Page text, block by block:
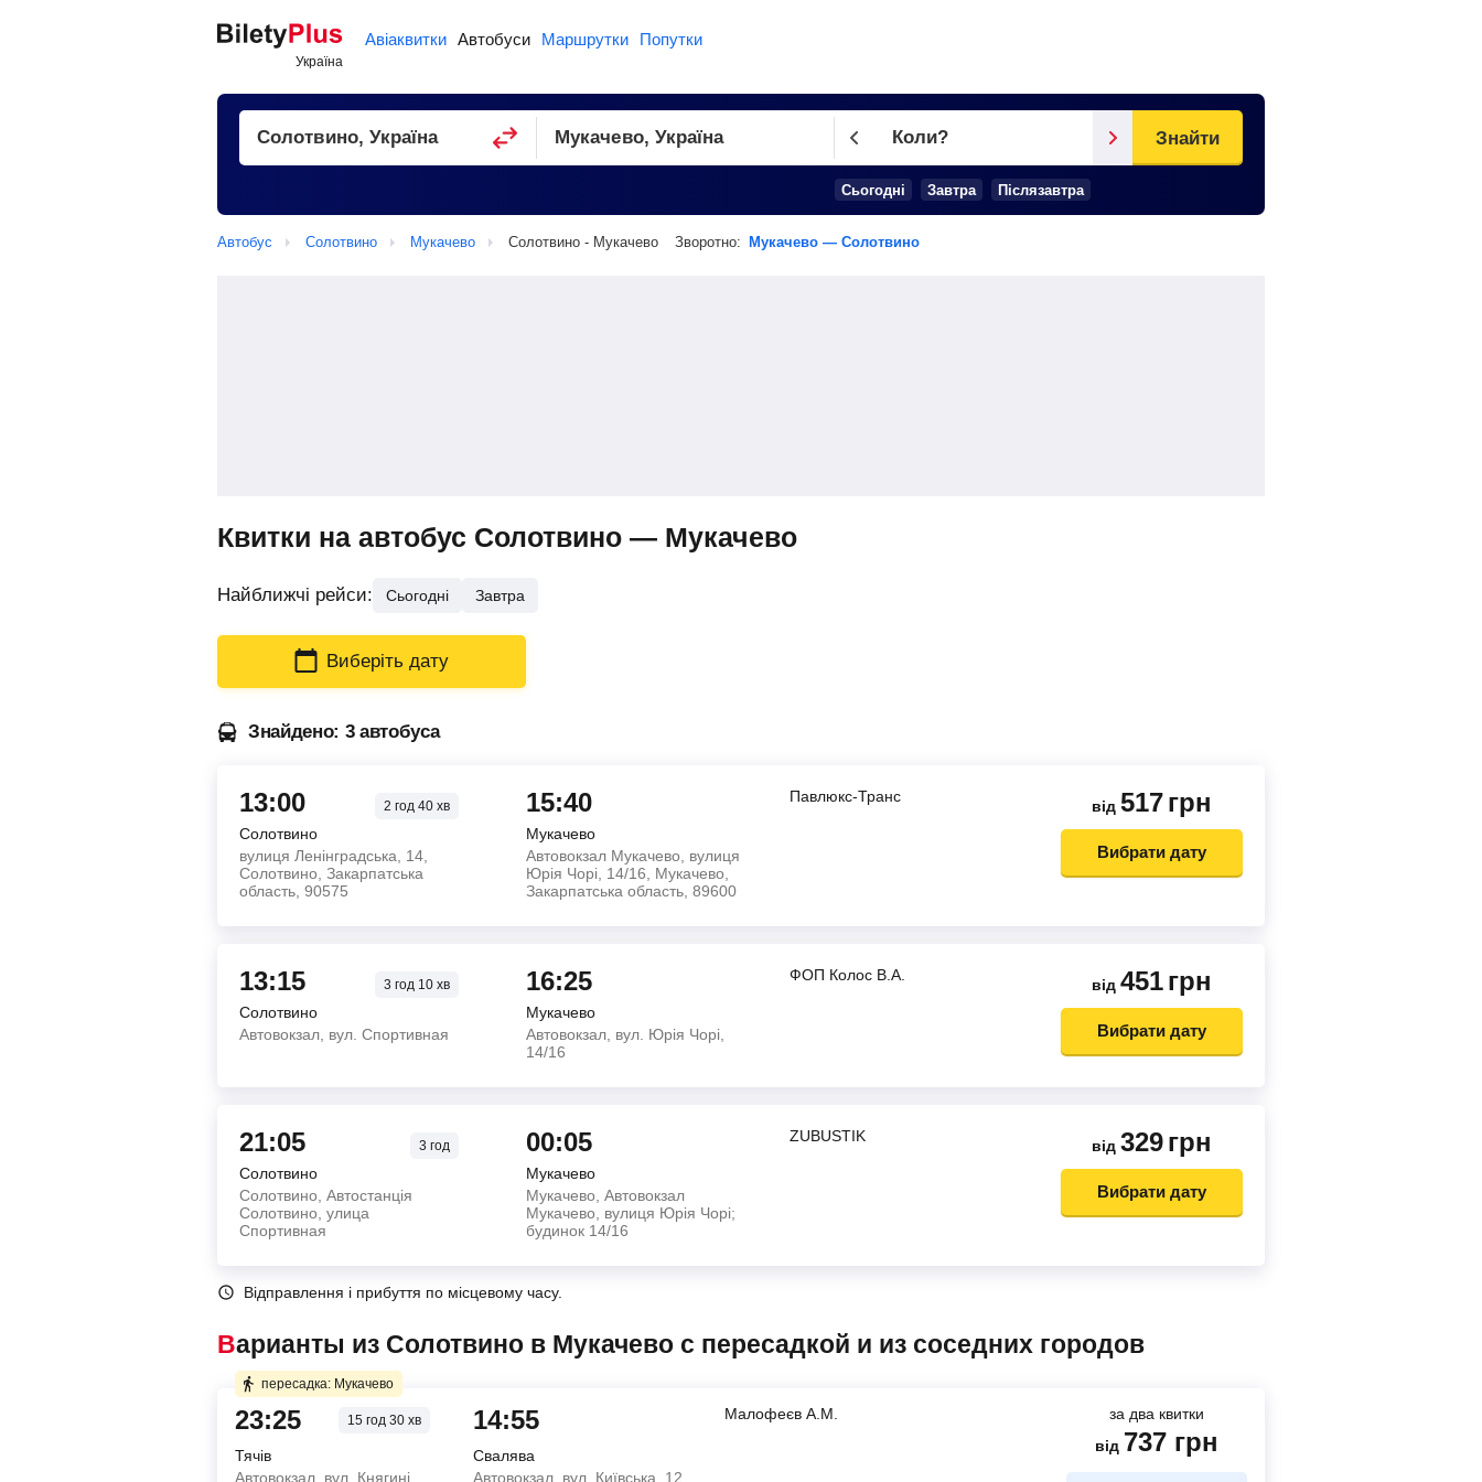
Авіаквитки Автобуси Маршрутки Попутки
Коли?
Cьогодні Завтра Післязавтра
Знайти
Автобус Солотвино Мукачево Солотвино - Мукачево Зворотно: Мукачево — Солотвино
Квитки на автобус Солотвино — Мукачево
Найближчі рейси: Сьогодні Завтра
Виберіть дату
Знайдено: 3 автобуса
13:00 2 год40 хв
Солотвино
вулиця Ленінградська, 14,
Солотвино, Закарпатська
область, 90575
15:40
Мукачево
Автовокзал Мукачево, вулиця
Юрія Чорі, 14/16, Мукачево,
Закарпатська область, 89600
Павлюкс-Транс
від 517грн
Вибрати дату
13:15 3 год10 хв
Солотвино
Автовокзал, вул. Спортивная
16:25
Мукачево
Автовокзал, вул. Юрія Чорі,
14/16
ФОП Колос В.А.
від 451грн
Вибрати дату
21:05 3 год
Солотвино
Солотвино, Автостанція
Солотвино, улица
Спортивная
00:05
Мукачево
Мукачево, Автовокзал
Мукачево, вулиця Юрія Чорі;
будинок 14/16
ZUBUSTIK
від 329грн
Вибрати дату
Відправлення і прибуття по місцевому часу.
Варианты из Солотвино в Мукачево с пересадкой и из соседних городов
пересадка: Мукачево
23:25 15 год 30 хв
Тячів
Автовокзал, вул. Княгині
14:55
Свалява
Автовокзал, вул. Київська, 12
Малофеєв А.М.
за два квитки
від 737 грн